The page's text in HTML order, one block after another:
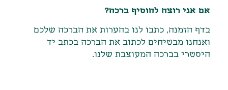
אם אני רוצה להוסיף ברכה?
בדף הזמנה, כתבו לנו בהערות את הברכה שלכם
ואנחנו מבטיחים לכתוב את הברכה בכתב יד
היסטרי בברכה המעוצבת שלנו.